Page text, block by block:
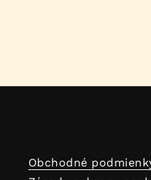
Obchodné